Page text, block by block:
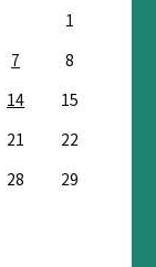
1
7
8
14
15
21
22
28
29